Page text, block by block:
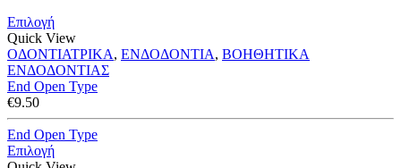
Επιλογή
Quick View
ΟΔΟΝΤΙΑΤΡΙΚΑ, ΕΝΔΟΔΟΝΤΙΑ, ΒΟΗΘΗΤΙΚΑ
ΕΝΔΟΔΟΝΤΙΑΣ
End Open Type
€9.50
End Open Type
Επιλογή